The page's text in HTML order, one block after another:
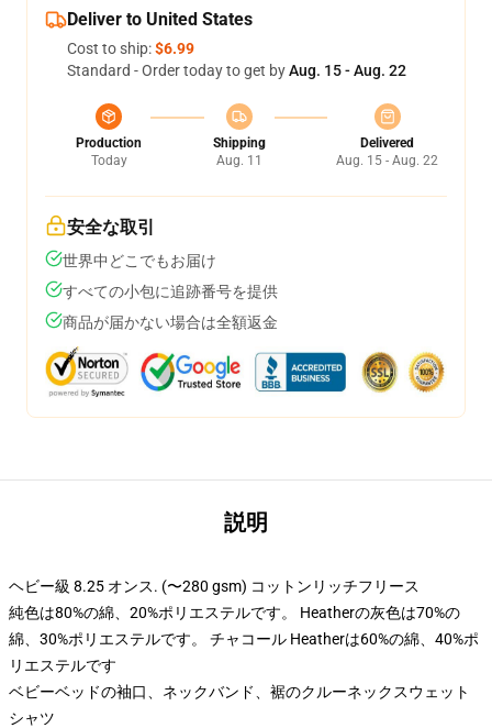
Deliver to United States
Cost to ship:$6.99
Standard - Order today to get byAug. 15 - Aug. 22
Production
Today
Shipping
Aug. 11
Delivered
Aug. 15 - Aug. 22
安全な取引
世界中どこでもお届け
すべての小包に追跡番号を提供
商品が届かない場合は全額返金
説明
ヘビー級 8.25 オンス. (〜280 gsm) コットンリッチフリース
純色は80%の綿、20%ポリエステルです。 Heatherの灰色は70%の
綿、30%ポリエステルです。 チャコール Heatherは60%の綿、40%ポ
リエステルです
ベビーベッドの袖口、ネックバンド、裾のクルーネックスウェット
シャツ